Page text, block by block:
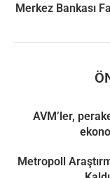
Merkez Bankası
AVM’ler,
Metropoll